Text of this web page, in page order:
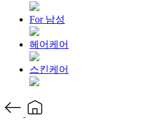
For 남성
헤어케어
스킨케어